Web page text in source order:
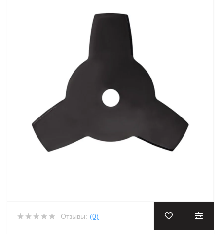
Отзывы: (0)